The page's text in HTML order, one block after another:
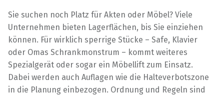
Sie suchen noch Platz für Akten oder Möbel? Viele
Unternehmen bieten Lagerflächen, bis Sie einziehen
können. Für wirklich sperrige Stücke – Safe, Klavier
oder Omas Schrankmonstrum – kommt weiteres
Spezialgerät oder sogar ein Möbellift zum Einsatz.
Dabei werden auch Auflagen wie die Halteverbotszone
in die Planung einbezogen. Ordnung und Regeln sind